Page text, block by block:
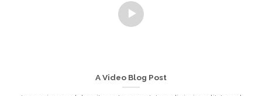
A Video Blog Post